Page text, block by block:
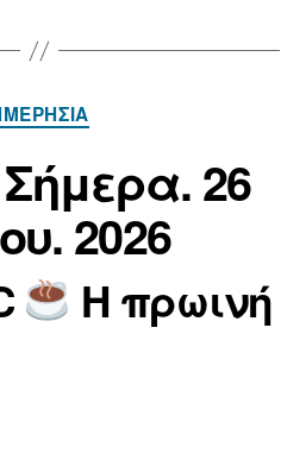
Κατηγορίες
26
2026
Συντάκτης
άρθρου
Α
ό
τ
ο
ν/
τ
η
Ημ.
δημοσίευσης
6
Μ
α
ΐ
ο
υ
Η πρωινή